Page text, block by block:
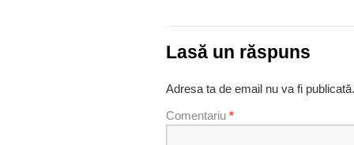
Lasă un răspuns
Adresa ta de email nu va fi publicată.
Comentariu *